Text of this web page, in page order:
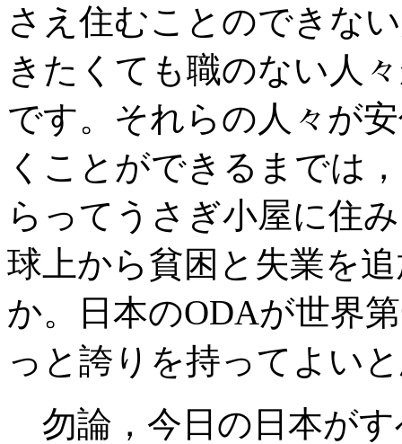
さえ住むことのできな
きたくても職のない人
です。それらの人々が
くことができるまでは
らってうさぎ小屋に住
球上から貧困と失業を
か。日本のODAが世界
っと誇りを持ってよい
勿論，今日の日本が